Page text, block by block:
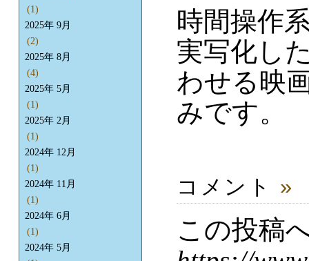
時間操作
実写化し
わせる映
みです。
コメント »
この投稿
(1)
2025年 9月
(2)
2025年 8月
(4)
2025年 5月
(1)
2025年 2月
(1)
2024年 12月
(1)
2024年 11月
(1)
2024年 6月
(1)
2024年 5月